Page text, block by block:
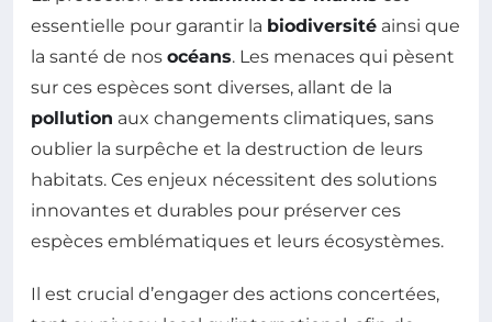
essentielle pour garantir la biodiversité ainsi que
la santé de nos océans. Les menaces qui pèsent
sur ces espèces sont diverses, allant de la
pollution aux changements climatiques, sans
oublier la surpêche et la destruction de leurs
habitats. Ces enjeux nécessitent des solutions
innovantes et durables pour préserver ces
espèces emblématiques et leurs écosystèmes.
Il est crucial d’engager des actions concertées,